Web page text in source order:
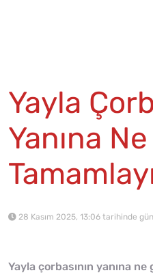
Yayla
Yanına
28 Kasım 2025, 13:06 tarihinde
Yayla çorbasının yanına